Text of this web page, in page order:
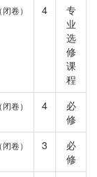
卷） 4
专
业
选
修
课
程
卷） 4
必
修
卷） 3
必
修